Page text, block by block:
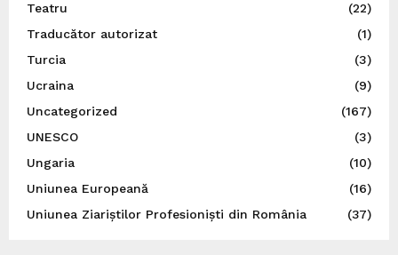
Teatru
(22)
Traducător autorizat
(1)
Turcia
(3)
Ucraina
(9)
Uncategorized
(167)
UNESCO
(3)
Ungaria
(10)
Uniunea Europeană
(16)
Uniunea Ziariștilor Profesioniști din România
(37)